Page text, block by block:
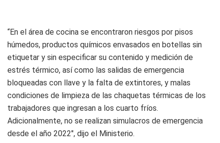
“En el área de cocina se encontraron riesgos por pisos
húmedos, productos químicos envasados en botellas sin
etiquetar y sin especificar su contenido y medición de
estrés térmico, así como las salidas de emergencia
bloqueadas con llave y la falta de extintores, y malas
condiciones de limpieza de las chaquetas térmicas de los
trabajadores que ingresan a los cuarto fríos.
Adicionalmente, no se realizan simulacros de emergencia
desde el año 2022″, dijo el Ministerio.